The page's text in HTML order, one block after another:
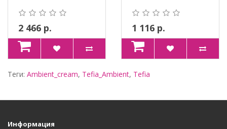
ХИМИЧЕС..
2 466 р.
ХИМИЧЕС..
1 116 р.
Теги: Ambient_cream, Tefia_Ambient, Tefia
Информация